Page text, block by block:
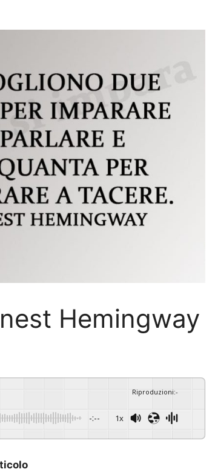
Hemingway
Riproduzioni:-
-:-- 1x